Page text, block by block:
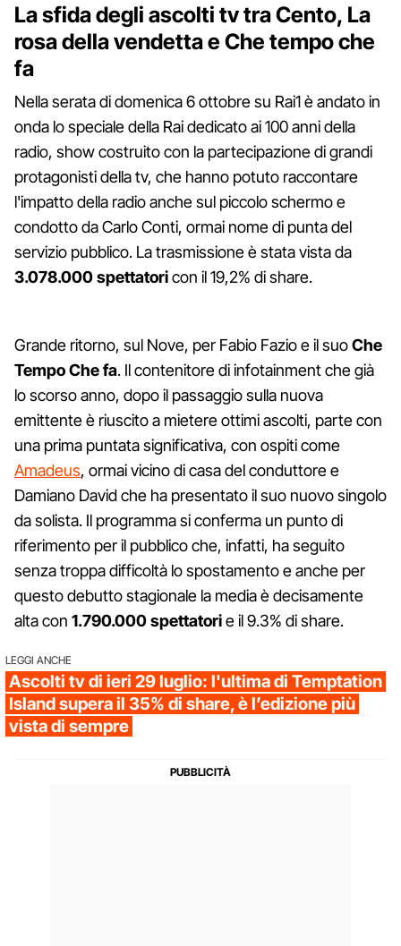
La sfida degli ascolti tv tra Cento, La
rosa della vendetta e Che tempo che
fa
Nella serata di domenica 6 ottobre su Rai1 è andato in
onda lo speciale della Rai dedicato ai 100 anni della
radio, show costruito con la partecipazione di grandi
protagonisti della tv, che hanno potuto raccontare
l'impatto della radio anche sul piccolo schermo e
condotto da Carlo Conti, ormai nome di punta del
servizio pubblico. La trasmissione è stata vista da
3.078.000 spettatoricon il 19,2% di share.
Grande ritorno, sul Nove, per Fabio Fazio e il suoChe
Tempo Che fa. Il contenitore di infotainment che già
lo scorso anno, dopo il passaggio sulla nuova
emittente è riuscito a mietere ottimi ascolti, parte con
una prima puntata significativa, con ospiti come
Amadeus, ormai vicino di casa del conduttore e
Damiano David che ha presentato il suo nuovo singolo
da solista. Il programma si conferma un punto di
riferimento per il pubblico che, infatti, ha seguito
senza troppa difficoltà lo spostamento e anche per
questo debutto stagionale la media è decisamente
alta con 1.790.000 spettatorie il 9.3% di share.
LEGGI ANCHE
Ascolti tv di ieri 29 luglio: l'ultima di Temptation
Island supera il 35% di share, è l’edizione più
vista di sempre